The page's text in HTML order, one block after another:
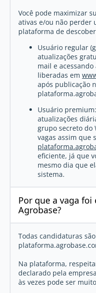
Você pode maximizar
ativas e/ou não perder
plataforma de
Usuário regular
atualizações
mail e acessando
liberadas em
após publicação
Usuário
atualizações
grupo secreto do
vagas assim que
eficiente, já que
mesmo dia que
sistema.
Por que a vaga
Agrobase?
Todas candidaturas
Na plataforma,
declarado pela
às vezes pode ser